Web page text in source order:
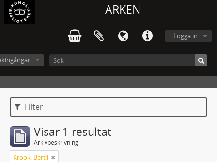
ARKEN
Logga in
Filter
Visar 1 resultat
Arkivbeskrivning
Krook, Bertil